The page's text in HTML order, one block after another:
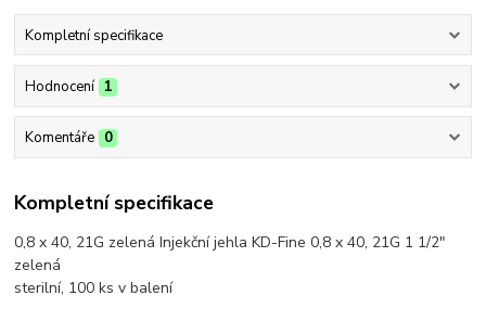
Kompletní specifikace
Hodnocení 1
Komentáře 0
Kompletní specifikace
0,8 x 40, 21G zelená Injekční jehla KD-Fine 0,8 x 40, 21G 1 1/2"
zelená
sterilní, 100 ks v balení